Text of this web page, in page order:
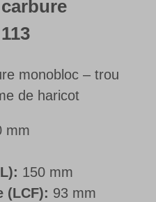
monobloc – trou
de haricot
mm
150 mm
(LCF): 93 mm